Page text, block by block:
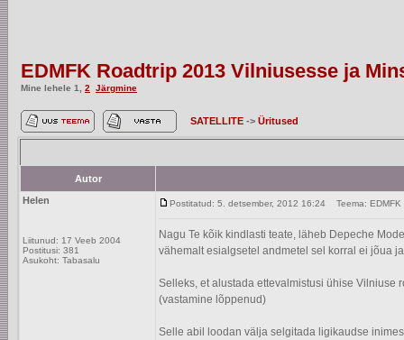
EDMFK Roadtrip 2013 Vilniusesse ja
Mine lehele 1 2 Järgmine
SATELLITE -> Üritused
Autor
Helen
Liitunud: 17 Veeb 2004
Postitusi: 381
Asukoht: Tabasalu
Postitatud: 5. detsember, 2012 16:24 Teema: EDMFK
Nagu Te kõik kindlasti teate, läheb Depeche
vähemalt esialgsetel andmetel sel korral ei jõua
Selleks, et alustada ettevalmistusi ühise Vilniuse
(vastamine lõppenud)
Selle abil loodan välja selgitada ligikaudse